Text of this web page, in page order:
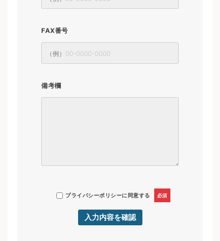
FAX番号
備考欄
プライバシーポリシーに同意する 必須